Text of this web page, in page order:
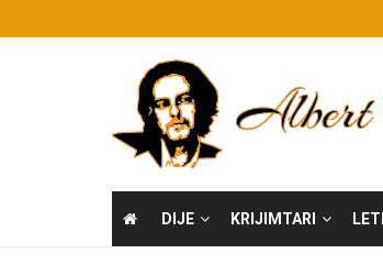
DIJE KRIJIMTARI